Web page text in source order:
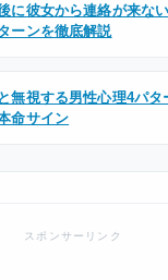
に彼女から連絡が来な
ーンを徹底解説
無視する男性心理4パタ
命サイン